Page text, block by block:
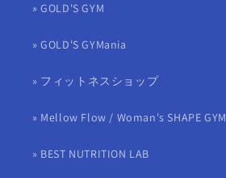
» GOLD'S GYM
» GOLD'S GYMania
» フィットネスショップ
» Mellow Flow / Woman's SHAPE GYM
» BEST NUTRITION LAB